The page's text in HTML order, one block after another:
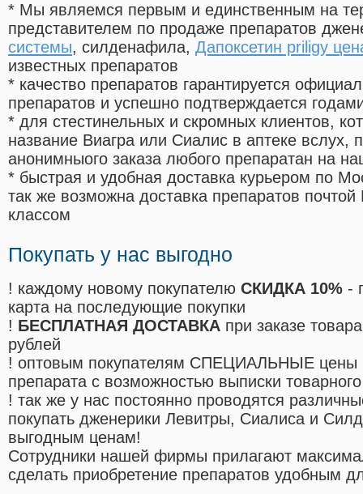
* Мы являемся первым и единственным на
представителем по продаже препаратов
системы, силденафила, Дапоксетин priligy
известных препаратов
* качество препаратов гарантируется
препаратов и успешно подтверждается
* для стестинельных и скромных клиентов,
название Виагра или Сиалис в аптеке вслух,
анонимныого заказа любого препаратан на
* быстрая и удобная доставка курьером по
так же возможна доставка препаратов
классом
Покупать у нас выгодно
! каждому новому покупателю СКИДКА 10% -
карта на последующие покупки
! БЕСПЛАТНАЯ ДОСТАВКА при заказе
рублей
! оптовым покупателям СПЕЦИАЛЬНЫЕ цены
препарата с возможностью выписки
! так же у нас постоянно проводятся
покупать дженерики Левитры, Сиалиса и
выгодным ценам!
Cотрудники нашей фирмы прилагают
сделать приобретение препаратов удобным